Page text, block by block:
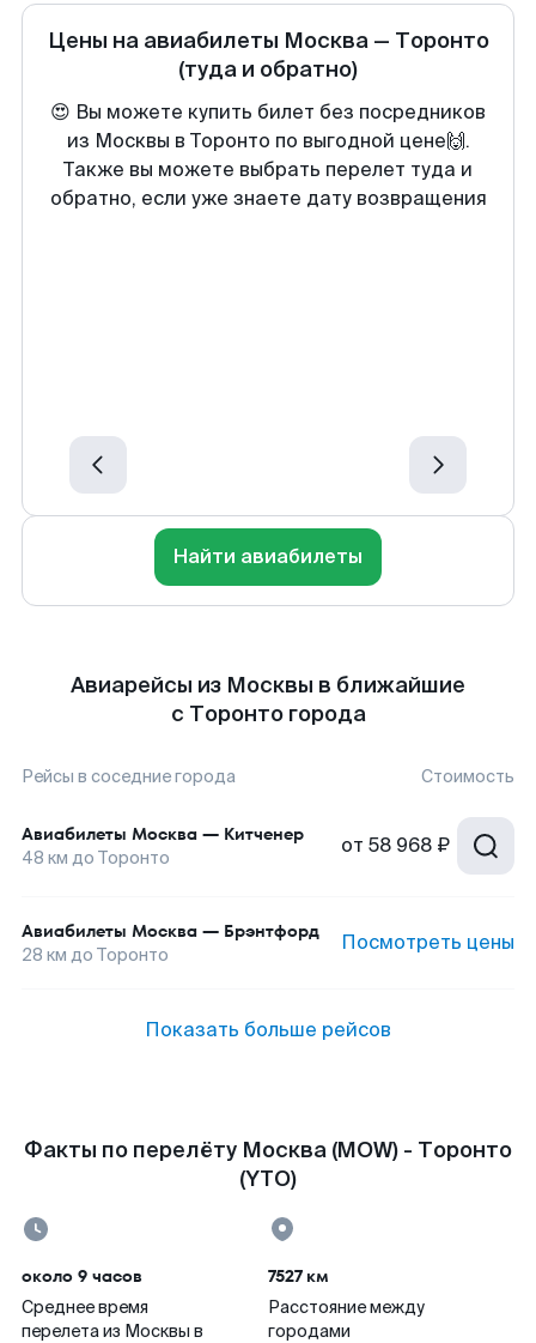
Цены на авиабилеты Москва— Торонто
(туда и обратно)
😍 Вы можете купить билет без посредников
из Москвы в Торонто по выгодной цене🙌.
Также вы можете выбрать перелет туда и
обратно, если уже знаете дату возвращения
Найти авиабилеты
Авиарейсы из Москвы в ближайшие
с Торонто города
Рейсы в соседние города Стоимость
Авиабилеты Москва — Китченер
48 км до Торонто от 58 968 ₽
Авиабилеты Москва — Брэнтфорд
28 км до Торонто Посмотреть цены
Показать больше рейсов
Факты по перелёту Москва (MOW) - Торонто
(YTO)
около 9 часов
Среднее время
перелета из Москвы в
7527 км
Расстояние между
городами